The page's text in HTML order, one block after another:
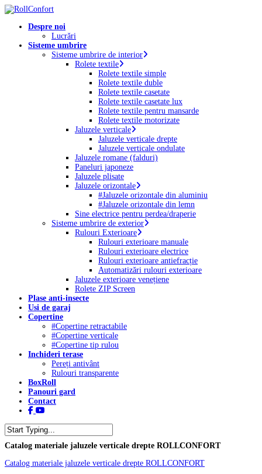
Skip
main
Menu
Despre noi
Lucrări
Sisteme umbrire
Sisteme umbrire de interior
Rolete textile
Rolete textile simple
Rolete textile duble
Rolete textile casetate
Rolete textile casetate lux
Rolete textile pentru mansarde
Rolete textile motorizate
Jaluzele verticale
Jaluzele verticale drepte
Jaluzele verticale ondulate
Jaluzele romane (falduri)
Paneluri japoneze
Jaluzele plisate
Jaluzele orizontale
#Jaluzele orizontale din aluminiu
#Jaluzele orizontale din lemn
Sine electrice pentru perdea/draperie
Sisteme umbrire de exterior
Rulouri Exterioare
Rulouri exterioare manuale
Rulouri exterioare electrice
Rulouri exterioare antiefracție
Automatizări rulouri exterioare
Jaluzele exterioare venețiene
Rolete ZIP Screen
Plase anti-insecte
Usi de garaj
Copertine
#Copertine retractabile
#Copertine verticale
#Copertine tip rulou
Inchideri terase
Pereți antivânt
Rulouri transparente
BoxRoll
Panouri gard
Contact
facebook
youtube
Search
Catalog materiale jaluzele verticale drepte ROLLCONFORT
Catalog materiale jaluzele verticale drepte ROLLCONFORT